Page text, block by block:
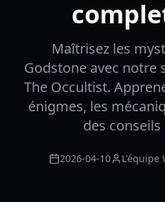
Maîtrisez les
Godstone avec notre
The Occultist.
énigmes, les
des
2026-04-10 L'équipe